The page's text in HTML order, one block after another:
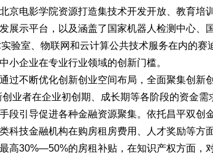
京电影学院资源打造集技术开发开放、教育培
展示平台，以及涵盖了国家机器人检测中心、
实验室、物联网和云计算公共技术服务在内的
小企业在专业行业领域的创新门槛。
过不断优化创新创业空间布局，全面聚集创新
创业者在企业初创期、成长期等各阶段的资金
段引导促进各种金融资源聚集。依托昌平双创
科技金融机构在购房租房费用、人才奖励等方
高30%—50%的房租补贴，在知识产权方面，